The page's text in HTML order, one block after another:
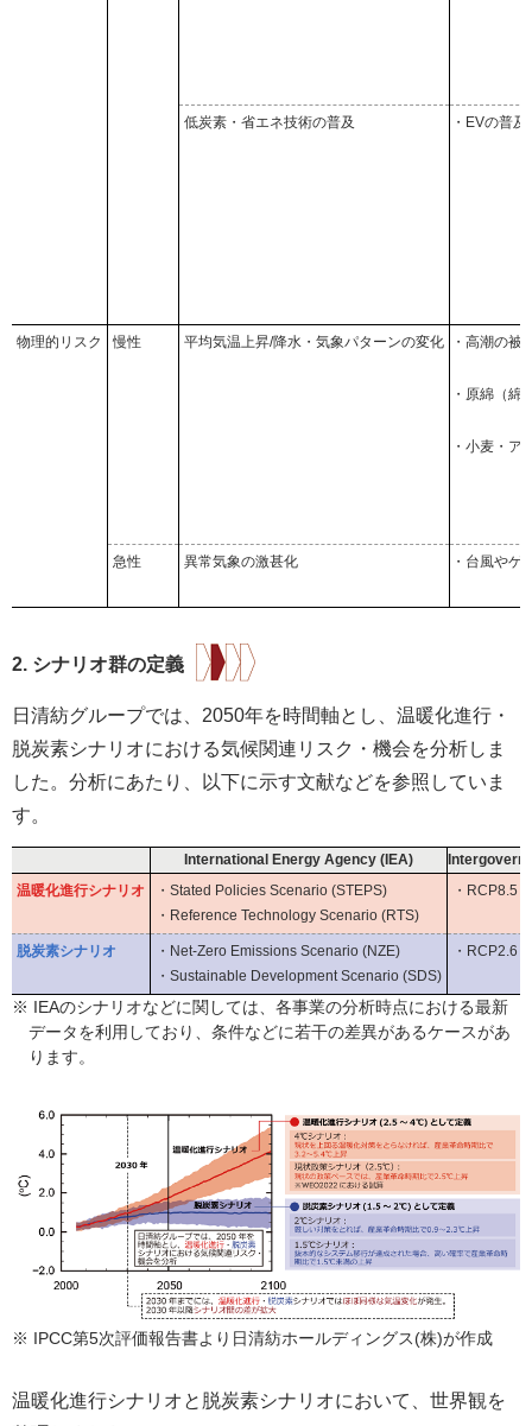
低炭素・省エネ技術の普及 ・EVの普
物理的リスク 慢性 平均気温上昇/降水・気象パターンの変化 ・高潮の被
・原綿（綿
・小麦・ア
急性 異常気象の激甚化 ・台風やゲ
2. シナリオ群の定義
日清紡グループでは、2050年を時間軸とし、温暖化進行・
脱炭素シナリオにおける気候関連リスク・機会を分析しま
した。分析にあたり、以下に示す文献などを参照していま
す。
International Energy Agency (IEA)
温暖化進行シナリオ
・Stated Policies Scenario (STEPS)
・Reference Technology Scenario (RTS)
・RCP8.5
脱炭素シナリオ
・Net-Zero Emissions Scenario (NZE)
・Sustainable Development Scenario (SDS)
・RCP2.6
※ IEAのシナリオなどに関しては、各事業の分析時点における最新
データを利用しており、条件などに若干の差異があるケースがあ
ります。
※ IPCC第5次評価報告書より日清紡ホールディングス(株)が作成
温暖化進行シナリオと脱炭素シナリオにおいて、世界観を